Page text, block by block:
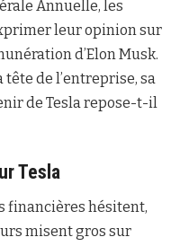
Annuelle, les
leur opinion sur
d’Elon Musk.
de l’entreprise, sa
de Tesla repose-t-il
Tesla
financières hésitent,
misent gros sur